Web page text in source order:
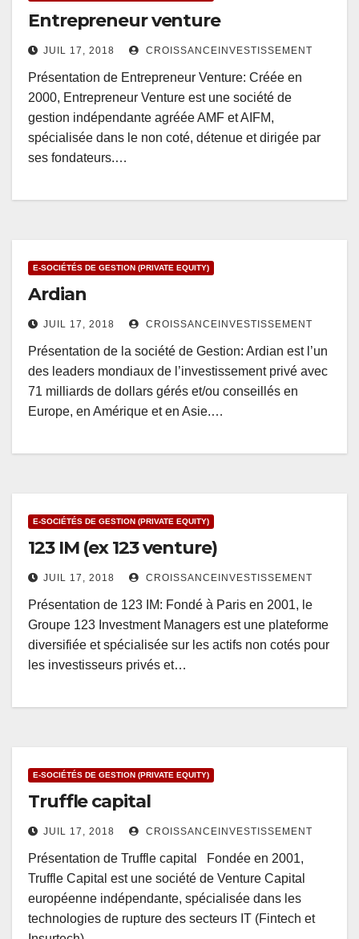
Entrepreneur venture
JUIL 17, 2018 CROISSANCEINVESTISSEMENT
Présentation de Entrepreneur Venture: Créée en
2000, Entrepreneur Venture est une société de
gestion indépendante agréée AMF et AIFM,
spécialisée dans le non coté, détenue et dirigée par
ses fondateurs.…
E-SOCIÉTÉS DE GESTION (PRIVATE EQUITY)
Ardian
JUIL 17, 2018 CROISSANCEINVESTISSEMENT
Présentation de la société de Gestion: Ardian est l’un
des leaders mondiaux de l’investissement privé avec
71 milliards de dollars gérés et/ou conseillés en
Europe, en Amérique et en Asie.…
E-SOCIÉTÉS DE GESTION (PRIVATE EQUITY)
123 IM (ex 123 venture)
JUIL 17, 2018 CROISSANCEINVESTISSEMENT
Présentation de 123 IM: Fondé à Paris en 2001, le
Groupe 123 Investment Managers est une plateforme
diversifiée et spécialisée sur les actifs non cotés pour
les investisseurs privés et…
E-SOCIÉTÉS DE GESTION (PRIVATE EQUITY)
Truffle capital
JUIL 17, 2018 CROISSANCEINVESTISSEMENT
Présentation de Truffle capital Fondée en 2001,
Truffle Capital est une société de Venture Capital
européenne indépendante, spécialisée dans les
technologies de rupture des secteurs IT (Fintech et